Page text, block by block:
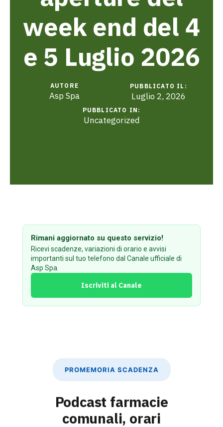
week end del 4
e 5 Luglio 2026
AUTORE
Asp Spa
PUBBLICATO IL:
Luglio 2, 2026
PUBBLICATO IN:
Uncategorized
Rimani aggiornato su questo servizio!
Ricevi scadenze, variazioni di orario e avvisi
importanti sul tuo telefono dal Canale ufficiale di
Asp Spa.
Iscriviti al Canale
PROMEMORIA SCADENZA
Podcast farmacie
comunali, orari